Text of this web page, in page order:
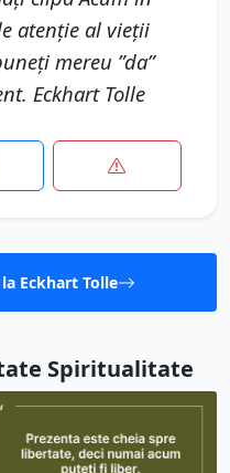
atenție al vieții
mereu ”da”
Eckhart Tolle
Eckhart Tolle
Spiritualitate